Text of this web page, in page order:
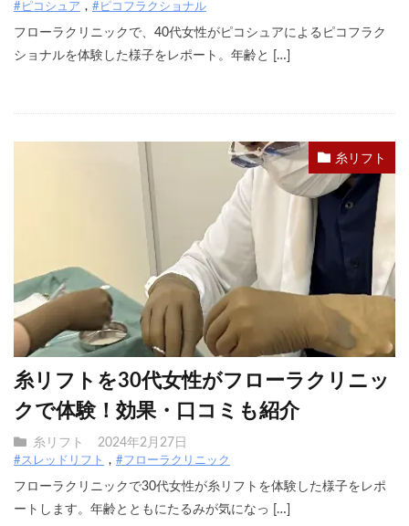
#ピコシュア #ピコフラクショナル
フローラクリニックで、40代女性がピコシュアによるピコフラク
ショナルを体験した様子をレポート。年齢と […]
糸リフト
糸リフトを30代女性がフローラクリニッ
クで体験！効果・口コミも紹介
糸リフト 2024年2月27日
#スレッドリフト #フローラクリニック
フローラクリニックで30代女性が糸リフトを体験した様子をレポ
ートします。年齢とともにたるみが気になっ […]